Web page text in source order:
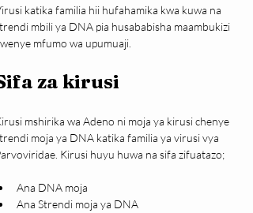
katika familia hii hufahamika kwa kuwa na
mbili ya DNA pia husababisha maambukizi
mfumo wa upumuaji.
za kirusi
mshirika wa Adeno ni moja ya kirusi chenye
moja ya DNA katika familia ya virusi vya
Kirusi huyu huwa na sifa zifuatazo;
Ana DNA moja
Ana Strendi moja ya DNA